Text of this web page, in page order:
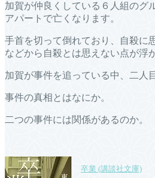
加賀が仲良くしている６人組のグ
アパートで亡くなります。
手首を切って倒れており、自殺に
などから自殺とは思えない点が浮
加賀が事件を追っている中、二人
事件の真相とはなにか。
二つの事件には関係があるのか。
卒業 (講談社文庫)